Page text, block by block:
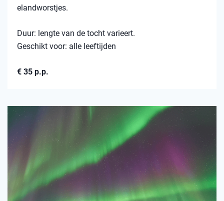
elandworstjes.
Duur: lengte van de tocht varieert.
Geschikt voor: alle leeftijden
€ 35 p.p.